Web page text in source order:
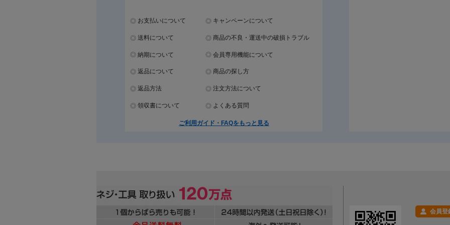
お支払いについて キャンペーンについて
送料について 商品の不良・運送中の破損トラブル
納期について 会員専用機能について
返品について 商品の探し方
返品方法 注文方法について
領収書について よくある質問
ご利用ガイド・FAQをもっと見る
会員登